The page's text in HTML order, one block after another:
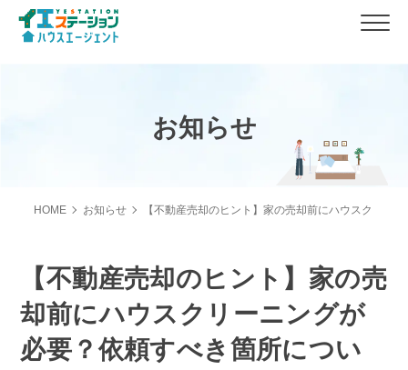
お知らせ
HOME お知らせ 【不動産売却のヒント】家の売却前にハウスクリー
【不動産売却のヒント】家の売
却前にハウスクリーニングが
必要？依頼すべき箇所につい